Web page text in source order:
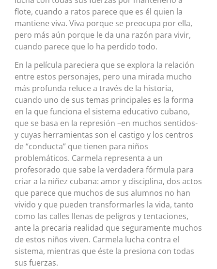
flote, cuando a ratos parece que es él quien la
mantiene viva. Viva porque se preocupa por ella,
pero más aún porque le da una razón para vivir,
cuando parece que lo ha perdido todo.
En la película pareciera que se explora la relación
entre estos personajes, pero una mirada mucho
más profunda reluce a través de la historia,
cuando uno de sus temas principales es la forma
en la que funciona el sistema educativo cubano,
que se basa en la represión –en muchos sentidos-
y cuyas herramientas son el castigo y los centros
de “conducta” que tienen para niños
problemáticos. Carmela representa a un
profesorado que sabe la verdadera fórmula para
criar a la niñez cubana: amor y disciplina, dos actos
que parece que muchos de sus alumnos no han
vivido y que pueden transformarles la vida, tanto
como las calles llenas de peligros y tentaciones,
ante la precaria realidad que seguramente muchos
de estos niños viven. Carmela lucha contra el
sistema, mientras que éste la presiona con todas
sus fuerzas.